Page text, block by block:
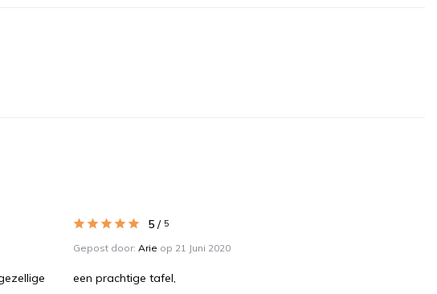
5 / 5
Gepost door: Arie op 21 Juni 2020
een prachtige tafel,